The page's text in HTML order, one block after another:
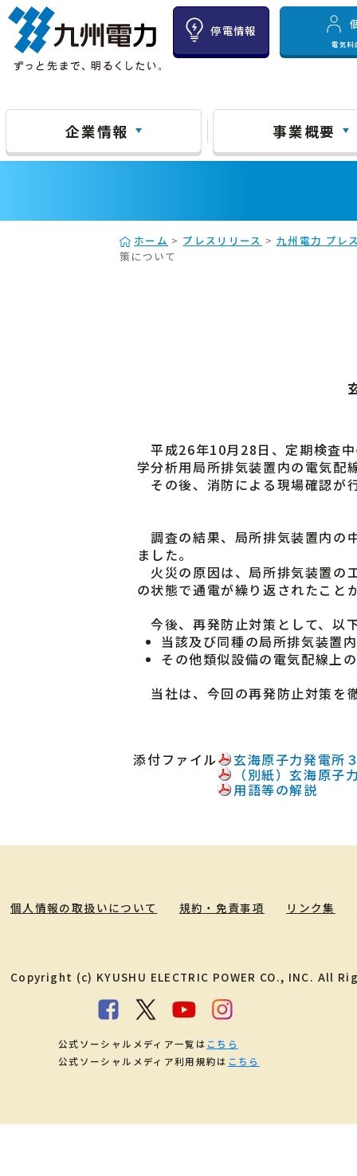
停電情報
電気料
企業情報 事業概要
ホーム > プレスリリース > 九州電力 プレ
策について
平成26年10月28日、定期検査
学分析用局所排気装置内の電気配
その後、消防による現場確認が
調査の結果、局所排気装置内の
ました。
火災の原因は、局所排気装置の
の状態で通電が繰り返されたこと
今後、再発防止対策として、以
当該及び同種の局所排気装置
その他類似設備の電気配線上
当社は、今回の再発防止対策を
添付ファイル 玄海原子力発電所
（別紙）玄海原
用語等の解説
個人情報の取扱いについて 規約・免責事項 リンク集
Copyright (c) KYUSHU ELECTRIC POWER CO., INC. All
公式ソーシャルメディア一覧は こちら
公式ソーシャルメディア利用規約は こちら